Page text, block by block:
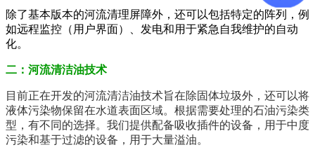
除了基本版本的河流清理屏障外，还可以包括特定的阵列，例
如远程监控（用户界面）、发电和用于紧急自我维护的自动
化。
二：河流清洁油技术
目前正在开发的河流清洁油技术旨在除固体垃圾外，还可以将
液体污染物保留在水道表面区域。根据需要处理的石油污染类
型，有不同的选择。我们提供配备吸收插件的设备，用于中度
污染和基于过滤的设备，用于大量溢油。